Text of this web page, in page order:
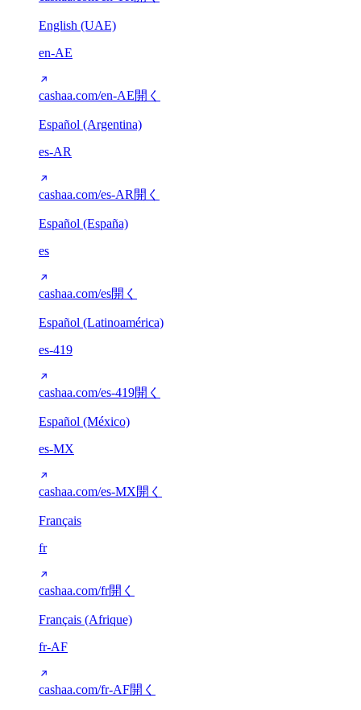
English (UAE)
en-AE
cashaa.com/en-AE開く
Español (Argentina)
es-AR
cashaa.com/es-AR 開く
Español (España)
es
cashaa.com/es開く
Español (Latinoamérica)
es-419
cashaa.com/es-419開く
Español (México)
es-MX
cashaa.com/es-MX開く
Français
fr
cashaa.com/fr開く
Français (Afrique)
fr-AF
cashaa.com/fr-AF開く